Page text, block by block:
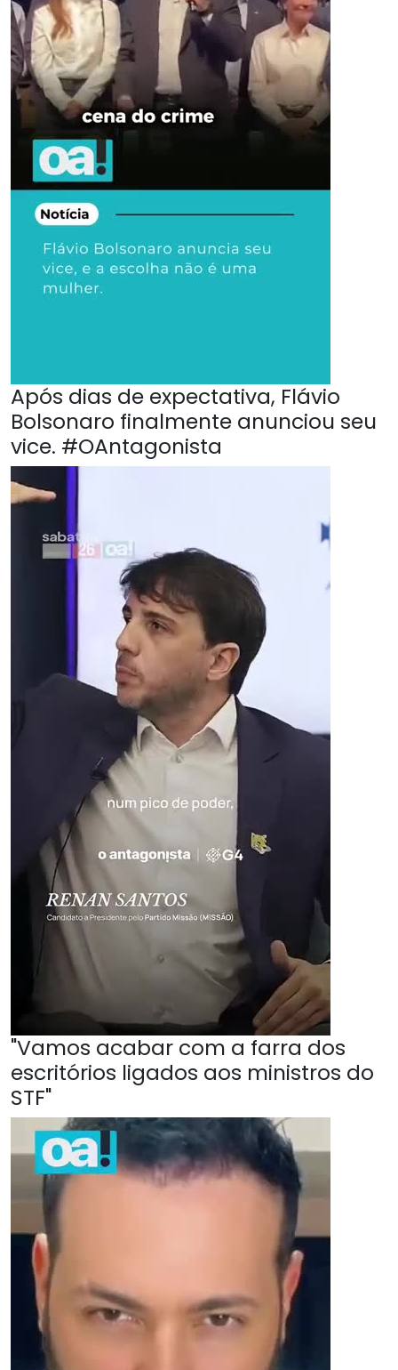
Após dias de expectativa, Flávio
Bolsonaro finalmente anunciou seu
vice. #OAntagonista
"Vamos acabar com a farra dos
escritórios ligados aos ministros do
STF"